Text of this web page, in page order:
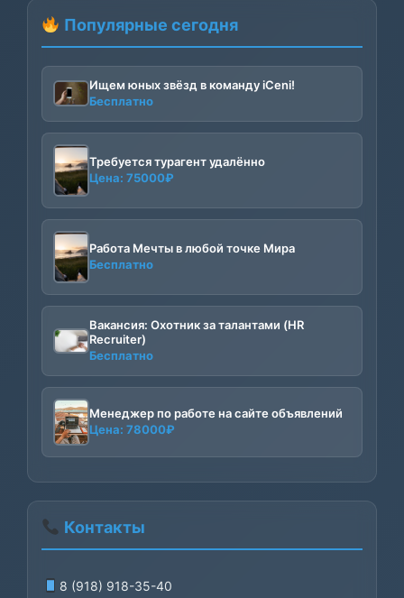
Популярные сегодня
Ищем юных звёзд в команду iCeni!
Бесплатно
Требуется турагент удалённо
Цена: 75000₽
Работа Мечты в любой точке Мира
Бесплатно
Вакансия: Охотник за талантами (HR
Recruiter)
Бесплатно
Менеджер по работе на сайте объявлений
Цена: 78000₽
Контакты
8 (918) 918-35-40